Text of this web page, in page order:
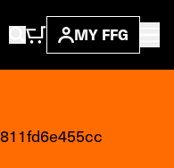
MY FFG